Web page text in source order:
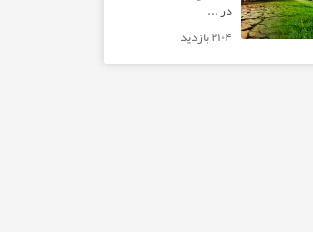
در ...
۲۱۰۴ بازدید